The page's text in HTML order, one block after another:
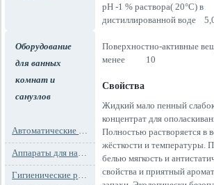
Оборудование
для ванных
комнат и
санузлов
Автоматические освежители воздуха
Аппараты для надевания бахил
Гигиенические расходные материалы
рН -1 % раствора( 20°С) в
дистиллированной воде
Поверхностно-активные
менее 10
Свойства
Жидкий мало пенный
концентрат для
Полностью растворяется в
жёсткости и температуры.
белью мягкость и
свойства и приятный